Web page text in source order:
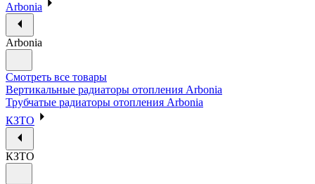
Arbonia
Arbonia
Смотреть все товары
Вертикальные радиаторы отопления Arbonia
Трубчатые радиаторы отопления Arbonia
КЗТО
КЗТО